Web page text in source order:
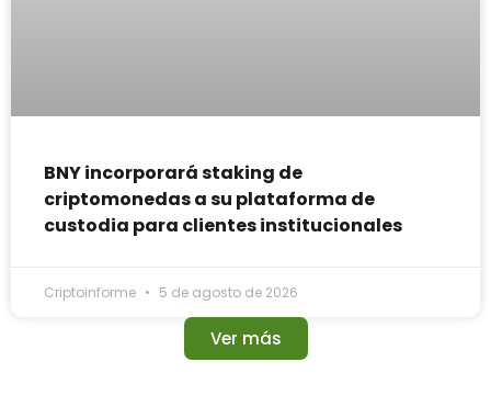
BNY incorporará staking de
criptomonedas a su plataforma de
custodia para clientes institucionales
Criptoinforme 5 de agosto de 2026
Ver más